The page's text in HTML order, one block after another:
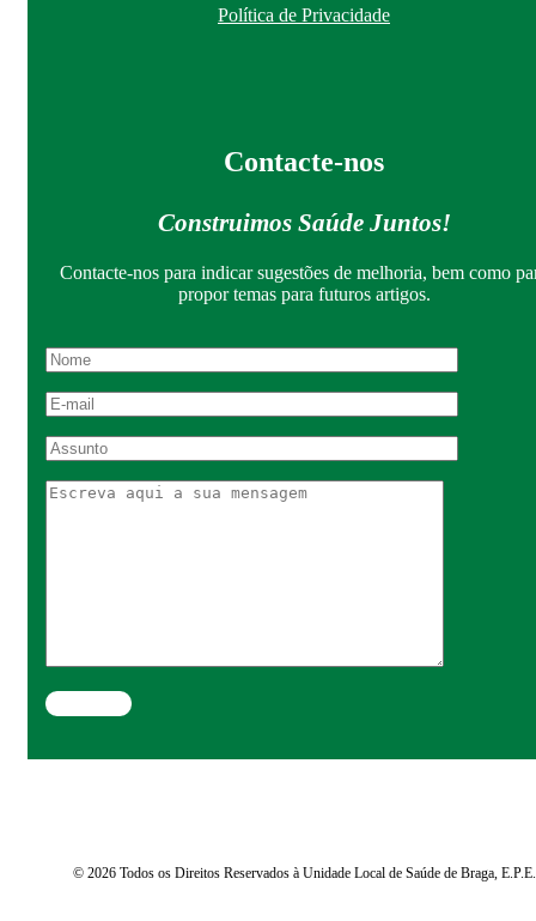
Política de Privacidade
Contacte-nos
Construimos Saúde Juntos!
Contacte-nos para indicar sugestões de melhoria, bem como
propor temas para futuros artigos.
© 2026 Todos os Direitos Reservados à Unidade Local de Saúde de Braga, E.P.E.